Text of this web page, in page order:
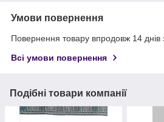
Умови повернення
Повернення товару впродовж 14 днів
Всі умови повернення
Подібні товари компанії